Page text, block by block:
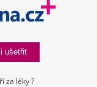
za léky ?